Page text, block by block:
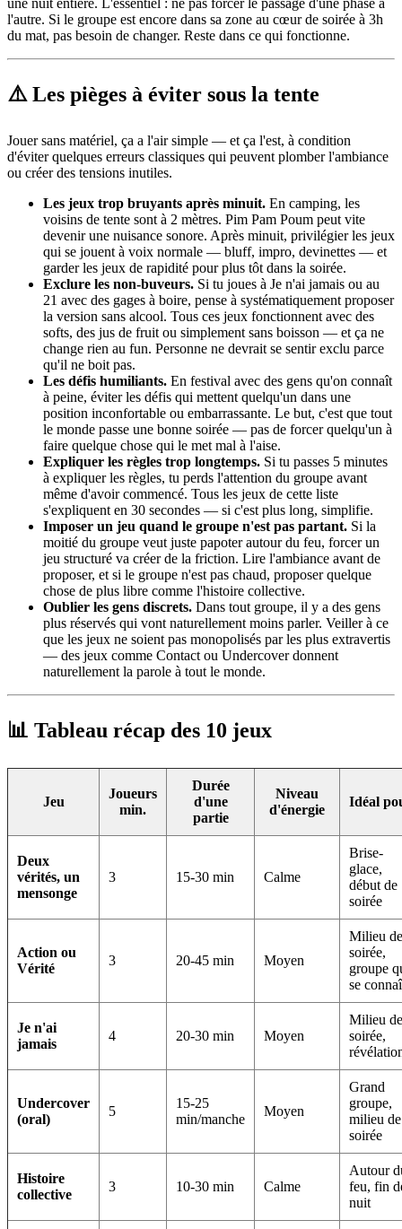
l'autre. Si le groupe est encore dans sa zone au cœur de soirée à 3h
du mat, pas besoin de changer. Reste dans ce qui fonctionne.
⚠️ Les pièges à éviter sous la tente
Jouer sans matériel, ça a l'air simple — et ça l'est, à condition
d'éviter quelques erreurs classiques qui peuvent plomber l'ambiance
ou créer des tensions inutiles.
Les jeux trop bruyants après minuit. En camping, les
voisins de tente sont à 2 mètres. Pim Pam Poum peut vite
devenir une nuisance sonore. Après minuit, privilégier les jeux
qui se jouent à voix normale — bluff, impro, devinettes — et
garder les jeux de rapidité pour plus tôt dans la soirée.
Exclure les non-buveurs. Si tu joues à Je n'ai jamais ou au
21 avec des gages à boire, pense à systématiquement proposer
la version sans alcool. Tous ces jeux fonctionnent avec des
softs, des jus de fruit ou simplement sans boisson — et ça ne
change rien au fun. Personne ne devrait se sentir exclu parce
qu'il ne boit pas.
Les défis humiliants. En festival avec des gens qu'on connaît
à peine, éviter les défis qui mettent quelqu'un dans une
position inconfortable ou embarrassante. Le but, c'est que tout
le monde passe une bonne soirée — pas de forcer quelqu'un à
faire quelque chose qui le met mal à l'aise.
Expliquer les règles trop longtemps. Si tu passes 5 minutes
à expliquer les règles, tu perds l'attention du groupe avant
même d'avoir commencé. Tous les jeux de cette liste
s'expliquent en 30 secondes — si c'est plus long, simplifie.
Imposer un jeu quand le groupe n'est pas partant. Si la
moitié du groupe veut juste papoter autour du feu, forcer un
jeu structuré va créer de la friction. Lire l'ambiance avant de
proposer, et si le groupe n'est pas chaud, proposer quelque
chose de plus libre comme l'histoire collective.
Oublier les gens discrets. Dans tout groupe, il y a des gens
plus réservés qui vont naturellement moins parler. Veiller à ce
que les jeux ne soient pas monopolisés par les plus extravertis
— des jeux comme Contact ou Undercover donnent
naturellement la parole à tout le monde.
📊 Tableau récap des 10 jeux
Jeu
Joueurs
min.
Durée
d'une
partie
Niveau
d'énergie
Idéal
Deux
vérités, un
mensonge
3 15-30 min Calme
Brise-
glace,
début de
soirée
Action ou
Vérité
3 20-45 min Moyen
Milieu de
soirée,
groupe
se
Je n'ai
jamais
4 20-30 min Moyen
Milieu de
soirée,
Undercover
(oral)
5
15-25
min/manche
Moyen
Grand
groupe,
milieu de
soirée
Histoire
collective
3 10-30 min Calme
Autour
feu, fin
nuit